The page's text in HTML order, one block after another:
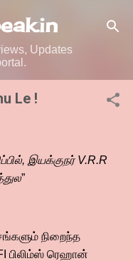
Updates
Le !
இயக்குநர் V.R.R
”
நிறைந்த
பிலிம்ஸ் ரெஹான்